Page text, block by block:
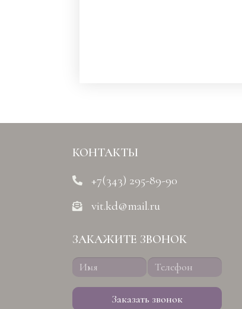
КОНТАКТЫ
+7(343) 295-89-90
vit.kd@mail.ru
ЗАКАЖИТЕ ЗВОНОК
Заказать звонок